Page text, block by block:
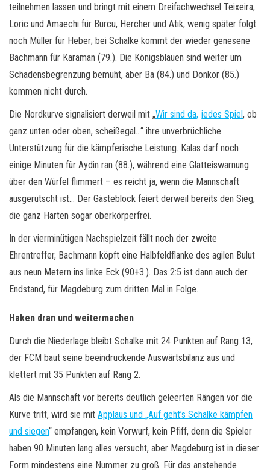
teilnehmen lassen und bringt mit einem Dreifachwechsel Teixeira,
Loric und Amaechi für Burcu, Hercher und Atik, wenig später folgt
noch Müller für Heber; bei Schalke kommt der wieder genesene
Bachmann für Karaman (79.). Die Königsblauen sind weiter um
Schadensbegrenzung bemüht, aber Ba (84.) und Donkor (85.)
kommen nicht durch.
Die Nordkurve signalisiert derweil mit „Wir sind da, jedes Spiel, ob
ganz unten oder oben, scheißegal…“ ihre unverbrüchliche
Unterstützung für die kämpferische Leistung. Kalas darf noch
einige Minuten für Aydin ran (88.), während eine Glatteiswarnung
über den Würfel flimmert – es reicht ja, wenn die Mannschaft
ausgerutscht ist… Der Gästeblock feiert derweil bereits den Sieg,
die ganz Harten sogar oberkörperfrei.
In der vierminütigen Nachspielzeit fällt noch der zweite
Ehrentreffer, Bachmann köpft eine Halbfeldflanke des agilen Bulut
aus neun Metern ins linke Eck (90+3.). Das 2:5 ist dann auch der
Endstand, für Magdeburg zum dritten Mal in Folge.
Haken dran und weitermachen
Durch die Niederlage bleibt Schalke mit 24 Punkten auf Rang 13,
der FCM baut seine beeindruckende Auswärtsbilanz aus und
klettert mit 35 Punkten auf Rang 2.
Als die Mannschaft vor bereits deutlich geleerten Rängen vor die
Kurve tritt, wird sie mit Applaus und „Auf geht’s Schalke kämpfen
und siegen“ empfangen, kein Vorwurf, kein Pfiff, denn die Spieler
haben 90 Minuten lang alles versucht, aber Magdeburg ist in dieser
Form mindestens eine Nummer zu groß. Für das anstehende